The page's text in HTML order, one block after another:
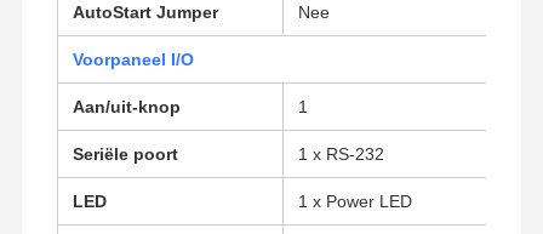
AutoStart Jumper Nee
Voorpaneel I/O
Aan/uit-knop 1
Seriële poort 1 x RS-232
LED 1 x Power LED